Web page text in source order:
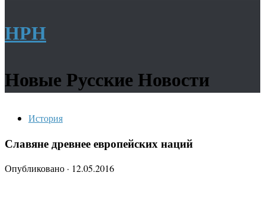
НРН
Новые Русские Новости
История
Славяне древнее европейских наций
Опубликовано · 12.05.2016